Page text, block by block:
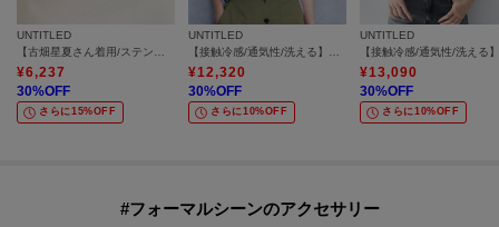
UNTITLED
【古畑星夏さん着用/ステンレス】レイヤードチェーンネックレス
¥6,237
30%OFF
さらに15%OFF
UNTITLED
【接触冷感/通気性/洗える】Vネックフリルブラウス
¥12,320
30%OFF
さらに10%OFF
UNTITLED
¥13,090
30%OFF
さらに10%OFF
#フォーマルシーンのアクセサリー